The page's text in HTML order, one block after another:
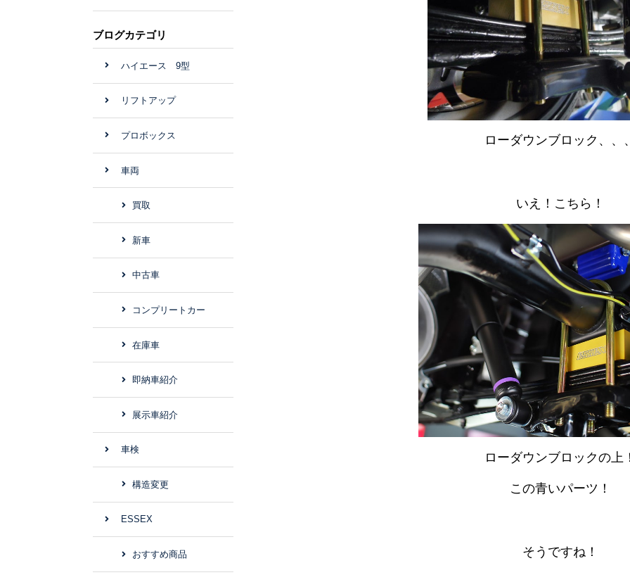
ローダウンブロック、、
いえ！こちら！
ローダウンブロックの上
この青いパーツ！
そうですね！
ブログカテゴリ
ハイエース 9型
リフトアップ
プロボックス
車両
買取
新車
中古車
コンプリートカー
在庫車
即納車紹介
展示車紹介
車検
構造変更
ESSEX
おすすめ商品